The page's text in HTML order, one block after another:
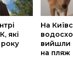
які
На
вийшли
на пляж